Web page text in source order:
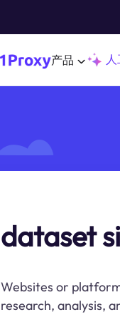
产品
dataset
Websites or
research, analysis,